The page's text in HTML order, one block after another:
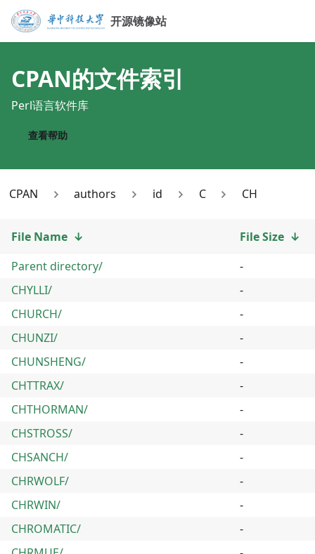
开源镜像站
CPAN的文件索引
Perl语言软件库
查看帮助
CPAN authors id C CH
File Name ↓ File Size ↓
Parent directory/
-
CHYLLI/
-
CHURCH/
-
CHUNZI/
-
CHUNSHENG/
-
CHTTRAX/
-
CHTHORMAN/
-
CHSTROSS/
-
CHSANCH/
-
CHRWOLF/
-
CHRWIN/
-
CHROMATIC/
-